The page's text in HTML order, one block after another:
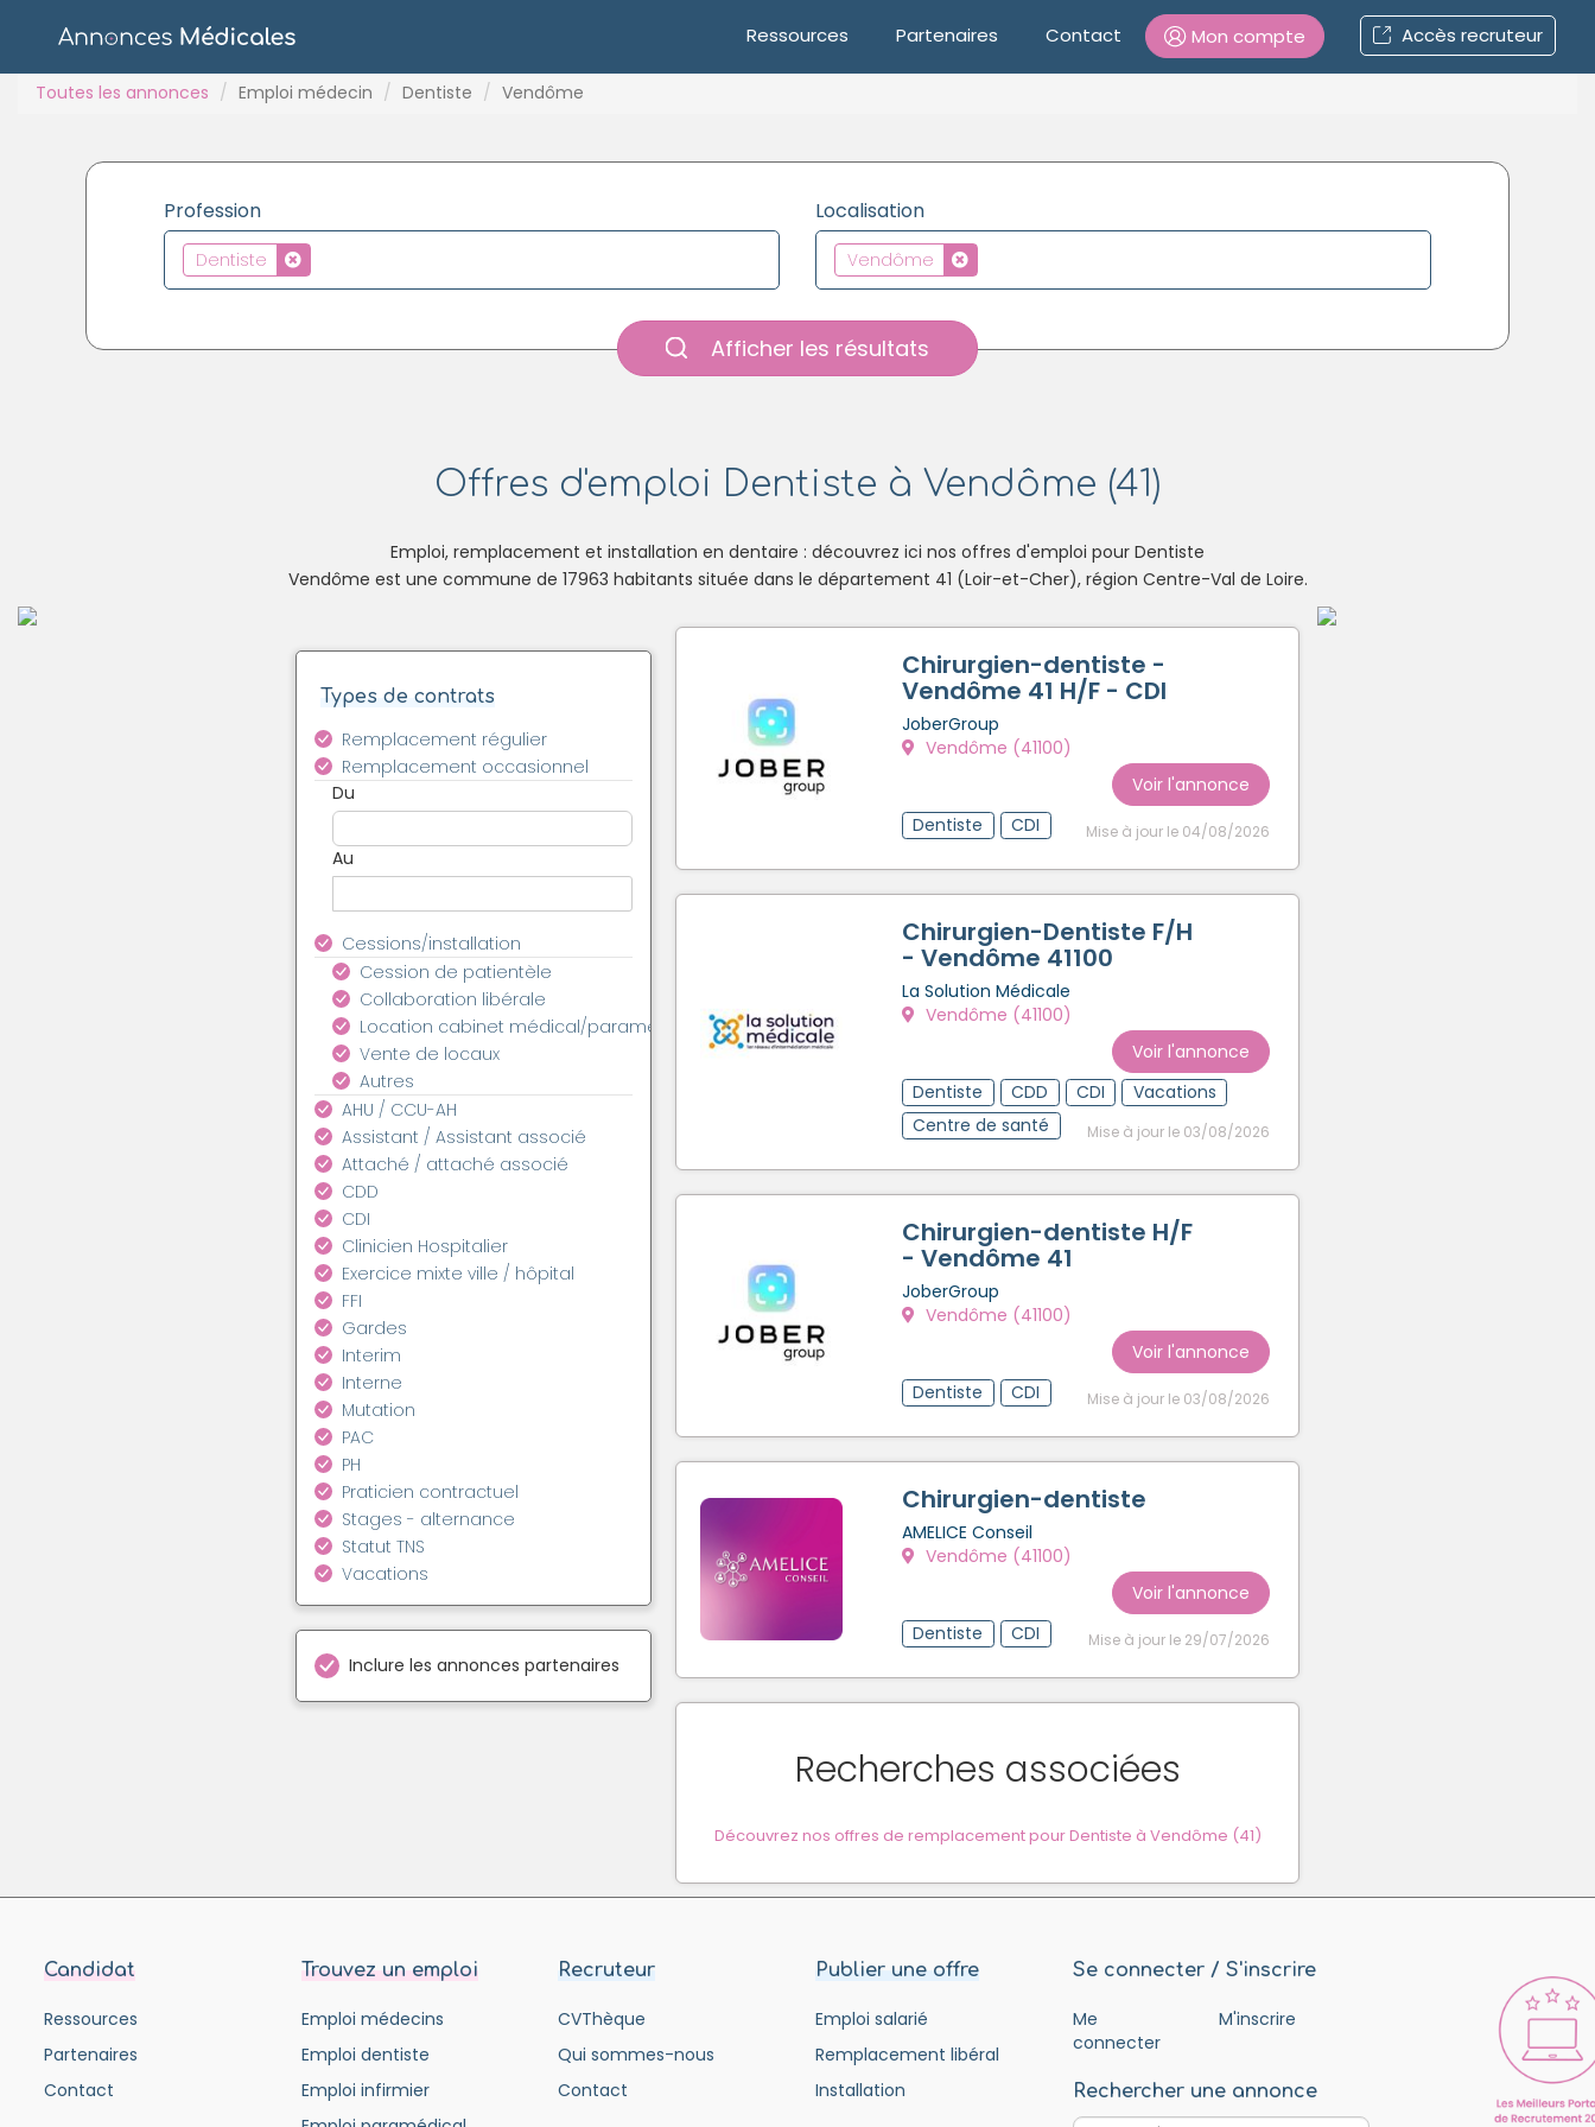
Ressources Partenaires Contact Mon compte Accès recruteur
Mot de passe oublié ?
Toutes les annonces Emploi médecin Dentiste Vendôme
Profession
Dentiste
Localisation
Vendôme
Afficher les résultats
Offres d'emploi Dentiste à Vendôme (41)
Emploi, remplacement et installation en dentaire : découvrez ici nos offres d'emploi pour Dentiste
Vendôme est une commune de 17963 habitants située dans le département 41 (Loir-et-Cher), région Centre-Val de Loire.
Types de contrats
Remplacement régulier
Remplacement occasionnel
Du
Au
Cessions/installation
Cession de patientèle
Collaboration libérale
Location cabinet médical/paramédical
Vente de locaux
Autres
AHU / CCU-AH
Assistant / Assistant associé
Attaché / attaché associé
CDD
CDI
Clinicien Hospitalier
Exercice mixte ville / hôpital
FFI
Gardes
Interim
Interne
Mutation
PAC
PH
Praticien contractuel
Stages - alternance
Statut TNS
Vacations
Inclure les annonces partenaires
Chirurgien-dentiste -
Vendôme 41 H/F - CDI
JoberGroup
Vendôme (41100)
Voir l'annonce
Dentiste
CDI Mise à jour le 04/08/2026
Chirurgien-Dentiste F/H
- Vendôme 41100
La Solution Médicale
Vendôme (41100)
Voir l'annonce
Dentiste
CDD CDI
Vacations
Centre de santé
Mise à jour le 03/08/2026
Chirurgien-dentiste H/F
- Vendôme 41
JoberGroup
Vendôme (41100)
Voir l'annonce
Dentiste
CDI Mise à jour le 03/08/2026
Chirurgien-dentiste
AMELICE Conseil
Vendôme (41100)
Voir l'annonce
Dentiste
CDI Mise à jour le 29/07/2026
Recherches associées
Découvrez nos offres de remplacement pour Dentiste à Vendôme (41)
Candidat
Ressources
Partenaires
Contact
Trouvez un emploi
Emploi médecins
Emploi dentiste
Emploi infirmier
Recruteur
CVThèque
Qui sommes-nous
Contact
Publier une offre
Emploi salarié
Remplacement libéral
Installation
Se connecter / S'inscrire
Me
connecter
M'inscrire
Rechercher une annonce